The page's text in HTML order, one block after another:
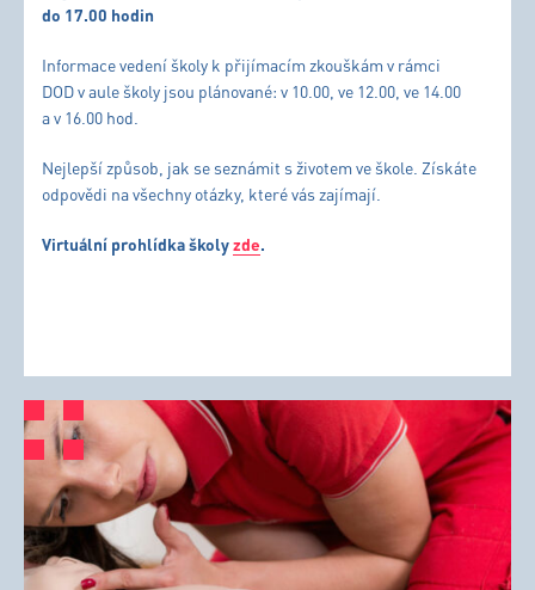
do 17.00 hodin
Informace vedení školy k přijímacím zkouškám v rámci
DOD v aule školy jsou plánované: v 10.00, ve 12.00, ve 14.00
a v 16.00 hod.
Nejlepší způsob, jak se seznámit s životem ve škole. Získáte
odpovědi na všechny otázky, které vás zajímají.
Virtuální prohlídka školyzde.